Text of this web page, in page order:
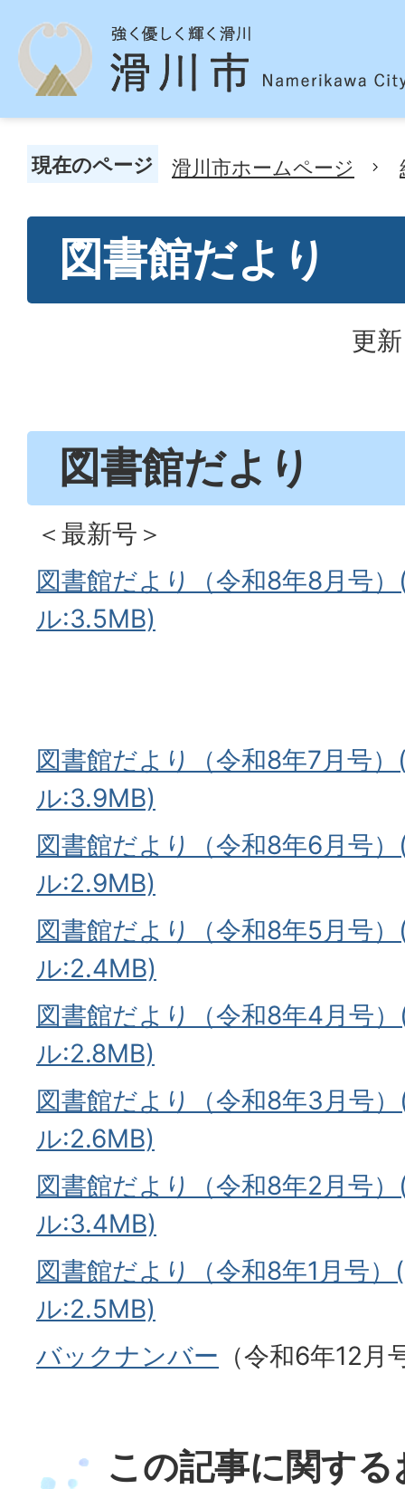
現在のページ 滑川市ホームページ
図書館だより
更
図書館だより
＜最新号＞
図書館だより（令和8年8月号
ル:3.5MB)
図書館だより（令和8年7月号
ル:3.9MB)
図書館だより（令和8年6月号
ル:2.9MB)
図書館だより（令和8年5月号
ル:2.4MB)
図書館だより（令和8年4月号
ル:2.8MB)
図書館だより（令和8年3月号
ル:2.6MB)
図書館だより（令和8年2月号
ル:3.4MB)
図書館だより（令和8年1月号）
ル:2.5MB)
バックナンバー （令和6年12
この記事に関す